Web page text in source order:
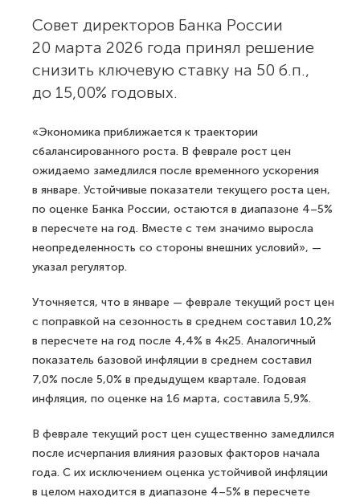
Совет директоров Банка России
20 марта 2026 года принял решение
снизить ключевую ставку на 50 б.п.,
до 15,00% годовых.
«Экономика приближается к траектории
сбалансированного роста. В феврале рост цен
ожидаемо замедлился после временного ускорения
в январе. Устойчивые показатели текущего роста цен,
по оценке Банка России, остаются в диапазоне 4–5%
в пересчете на год. Вместе с тем значимо выросла
неопределенность со стороны внешних условий», —
указал регулятор.
Уточняется, что в январе — феврале текущий рост цен
с поправкой на сезонность в среднем составил 10,2%
в пересчете на год после 4,4% в 4к25. Аналогичный
показатель базовой инфляции в среднем составил
7,0% после 5,0% в предыдущем квартале. Годовая
инфляция, по оценке на 16 марта, составила 5,9%.
В феврале текущий рост цен существенно замедлился
после исчерпания влияния разовых факторов начала
года. С их исключением оценка устойчивой инфляции
в целом находится в диапазоне 4–5% в пересчете